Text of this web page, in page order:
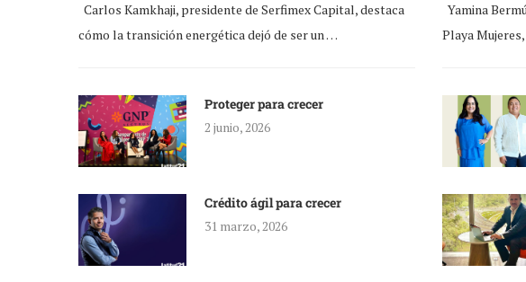
Carlos Kamkhaji, presidente de Serfimex Capital, destaca
cómo la transición energética dejó de ser un …
Yamina
Playa
Proteger para crecer
2 junio, 2026
Crédito ágil para crecer
31 marzo, 2026